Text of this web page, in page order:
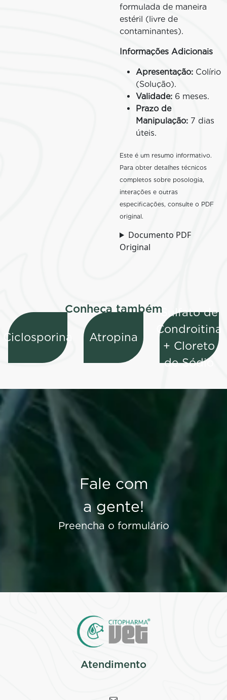
formulada de maneira
estéril (livre de
contaminantes).
Informações Adicionais
Apresentação: Colírio
(Solução).
Validade: 6 meses.
Prazo de
Manipulação: 7 dias
úteis.
Este é um resumo informativo.
Para obter detalhes técnicos
completos sobre posologia,
interações e outras
especificações, consulte o PDF
original.
Documento PDF
Original
Conheça também
Ciclosporina Atropina
Sulfato de
Condroitina
+ Cloreto
de Sódio
Fale com
a gente!
Preencha o formulário
Atendimento